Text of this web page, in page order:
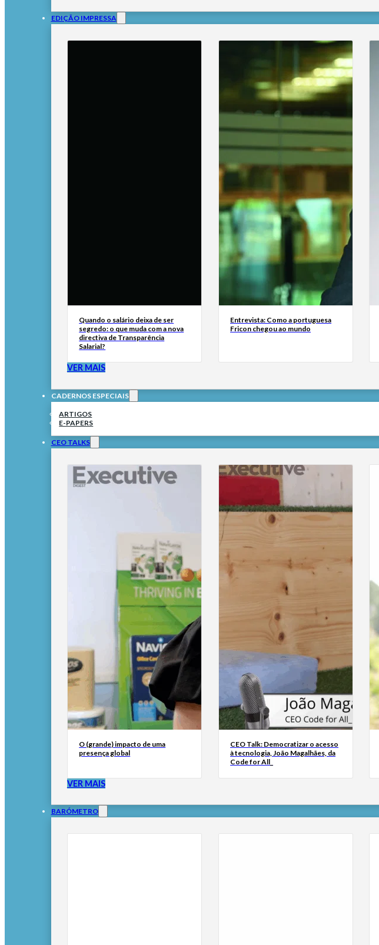
EDIÇÃO IMPRESSA
Quando o salário deixa de ser
segredo: o que muda com a nova
directiva de Transparência
Salarial?
Entrevista: Como a portuguesa
Fricon chegou ao mundo
VER MAIS
CADERNOS ESPECIAIS
ARTIGOS
E-PAPERS
CEO TALKS
O (grande) impacto de uma
presença global
CEO Talk: Democratizar o acesso
à tecnologia, João Magalhães, da
Code for All_
VER MAIS
BARÓMETRO